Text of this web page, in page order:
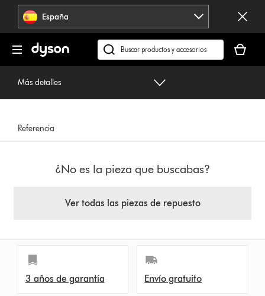
Omitir
navegación España
Buscar
en
cesta
está
Más detalles
Referencia
¿No es la pieza que buscabas?
Ver todas las piezas de repuesto
3 años de garantía Envío gratuito